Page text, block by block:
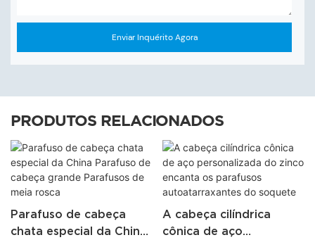
Enviar Inquérito Agora
PRODUTOS RELACIONADOS
Parafuso de cabeça
chata especial da China
A cabeça cilíndrica
cônica de aço